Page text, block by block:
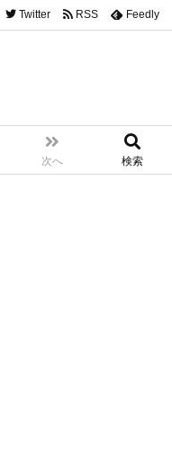
次へ 検索
Twitter RSS Feedly